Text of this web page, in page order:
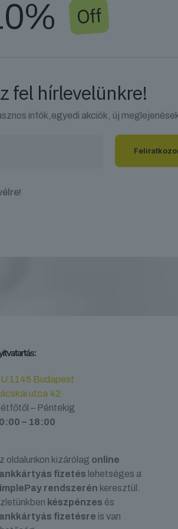
Off
fel hírlevelünkre!
infók,egyedi akciók, új
1145 Budapest
utca 42.
– Péntekig
– 18:00
oldalunkon kizárólag online
fizetés lehetséges a
rendszerén keresztül.
készpénzes és
fizetésre is van